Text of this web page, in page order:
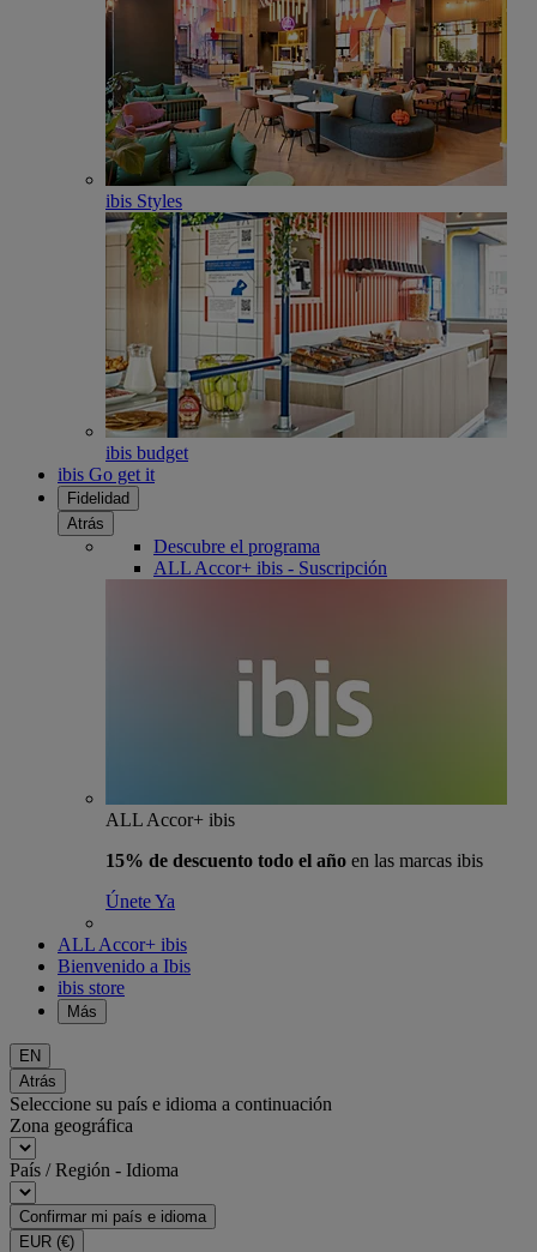
ibis Styles
ibis budget
ibis Go get it
Fidelidad
Atrás
Descubre el programa
ALL Accor+ ibis - Suscripción
ALL Accor+ ibis
15% de descuento todo el año en las marcas ibis
Únete Ya
ALL Accor+ ibis
Bienvenido a Ibis
ibis store
Más
EN
Atrás
Seleccione su país e idioma a continuación
Zona geográfica
País / Región - Idioma
Confirmar mi país e idioma
EUR (€)